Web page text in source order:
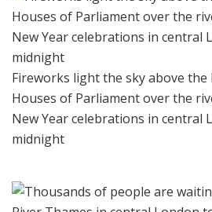
Fireworks light the sky above the
Houses of Parliament over the
New Year celebrations in central
midnight